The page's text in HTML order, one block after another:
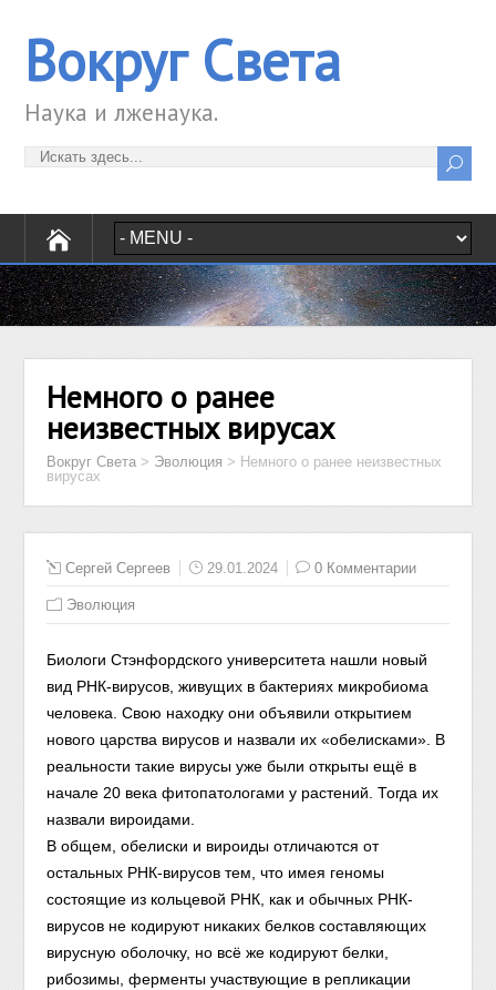
Вокруг Света
Наука и лженаука.
Немного о ранее
неизвестных вирусах
Вокруг Света > Эволюция > Немного о ранее неизвестных
вирусах
Сергей Сергеев 29.01.2024 0 Комментарии
Эволюция
Биологи Стэнфордского университета нашли новый
вид РНК-вирусов, живущих в бактериях микробиома
человека. Свою находку они объявили открытием
нового царства вирусов и назвали их «обелисками». В
реальности такие вирусы уже были открыты ещё в
начале 20 века фитопатологами у растений. Тогда их
назвали вироидами.
В общем, обелиски и вироиды отличаются от
остальных РНК-вирусов тем, что имея геномы
состоящие из кольцевой РНК, как и обычных РНК-
вирусов не кодируют никаких белков составляющих
вирусную оболочку, но всё же кодируют белки,
рибозимы, ферменты участвующие в репликации